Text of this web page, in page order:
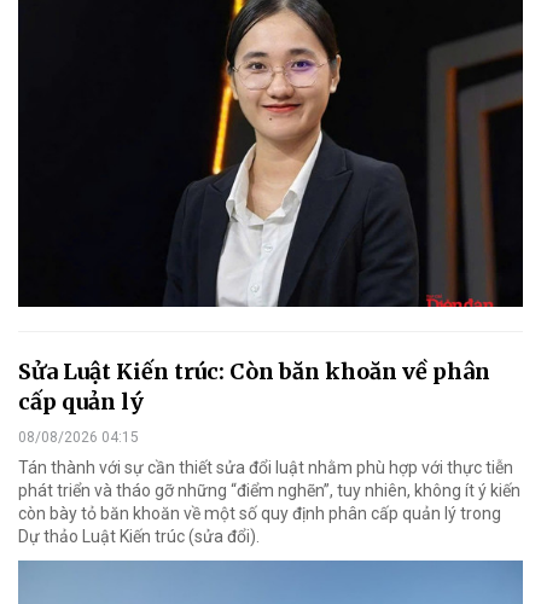
Sửa Luật Kiến trúc: Còn băn khoăn về phân
cấp quản lý
08/08/2026 04:15
Tán thành với sự cần thiết sửa đổi luật nhằm phù hợp với thực tiễn
phát triển và tháo gỡ những “điểm nghẽn”, tuy nhiên, không ít ý kiến
còn bày tỏ băn khoăn về một số quy định phân cấp quản lý trong
Dự thảo Luật Kiến trúc (sửa đổi).